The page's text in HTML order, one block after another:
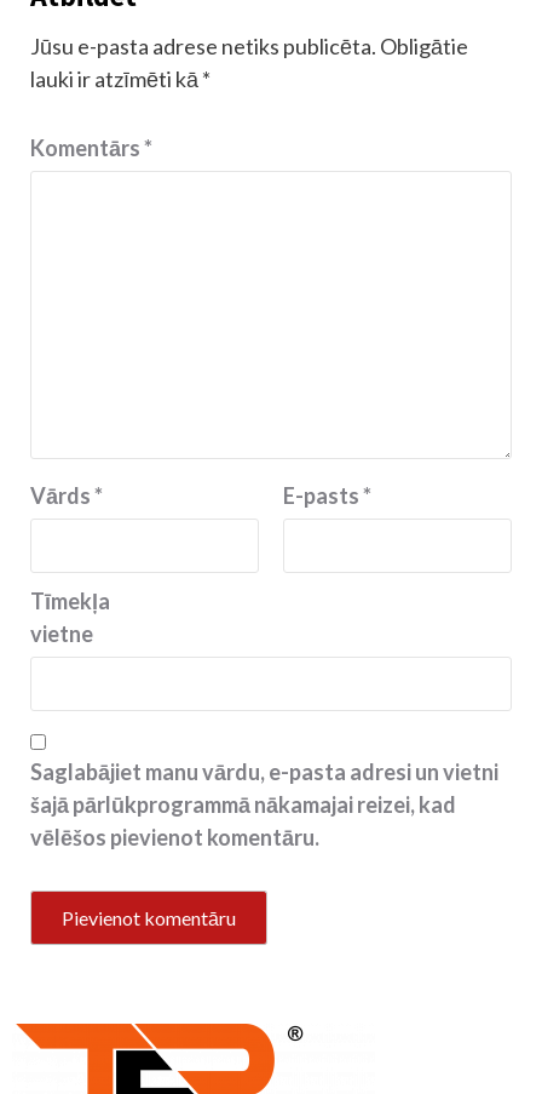
Jūsu e-pasta adrese netiks publicēta. Obligātie
lauki ir atzīmēti kā *
Komentārs*
Vārds* E-pasts*
Tīmekļa
vietne
Saglabājiet manu vārdu, e-pasta adresi un vietni
šajā pārlūkprogrammā nākamajai reizei, kad
vēlēšos pievienot komentāru.